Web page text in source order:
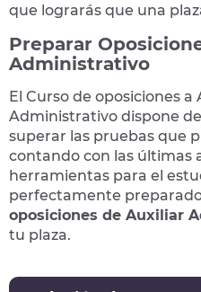
que lograrás que una
Preparar
Administrativo
El Curso de oposiciones a
Administrativo dispone
superar las pruebas que
contando con las últimas
herramientas para el
perfectamente
oposiciones de Auxiliar
tu plaza.